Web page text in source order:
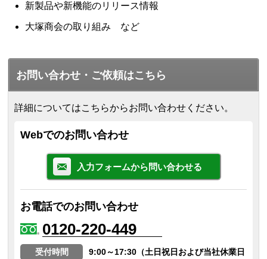
新製品や新機能のリリース情報
大塚商会の取り組み など
お問い合わせ・ご依頼はこちら
詳細についてはこちらからお問い合わせください。
Webでのお問い合わせ
入力フォームから問い合わせる
お電話でのお問い合わせ
0120-220-449
受付時間
9:00～17:30（土日祝日および当社休業日